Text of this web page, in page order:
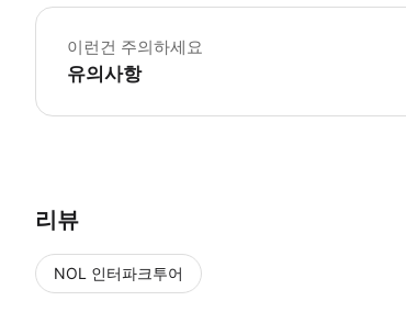
이런건 주의하세요
유의사항
리뷰
NOL 인터파크투어